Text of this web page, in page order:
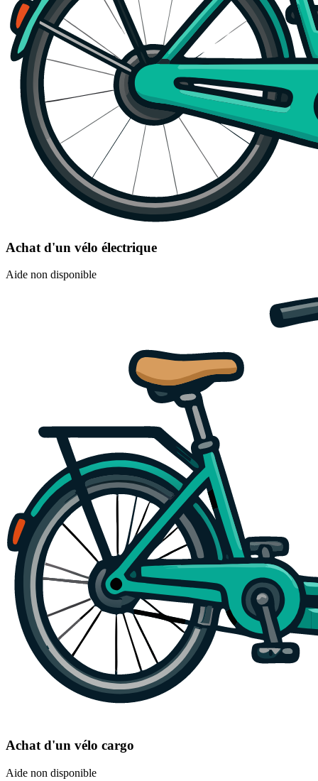
Achat d'un vélo électrique
Aide non disponible
Achat d'un vélo cargo
Aide non disponible